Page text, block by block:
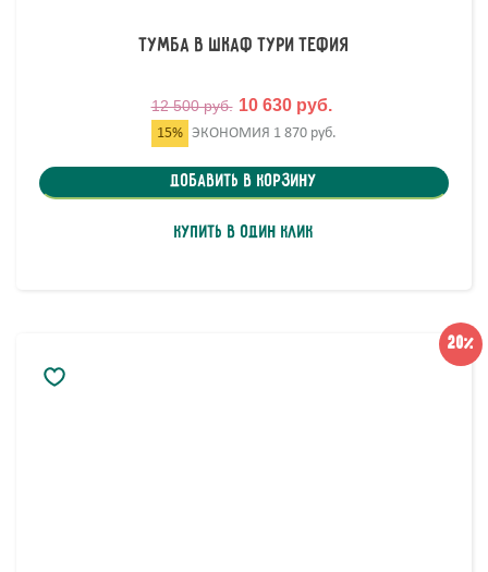
Тумба в шкаф Тури Тефия
12 500 руб. 10 630 руб.
15% ЭКОНОМИЯ 1 870 руб.
Добавить в корзину
Купить в один клик
20%